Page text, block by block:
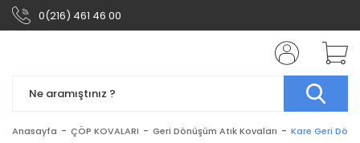
0(216) 461 46 00
Anasayfa ÇÖP KOVALARI Geri Dönüşüm Atık Kovaları Kare Geri